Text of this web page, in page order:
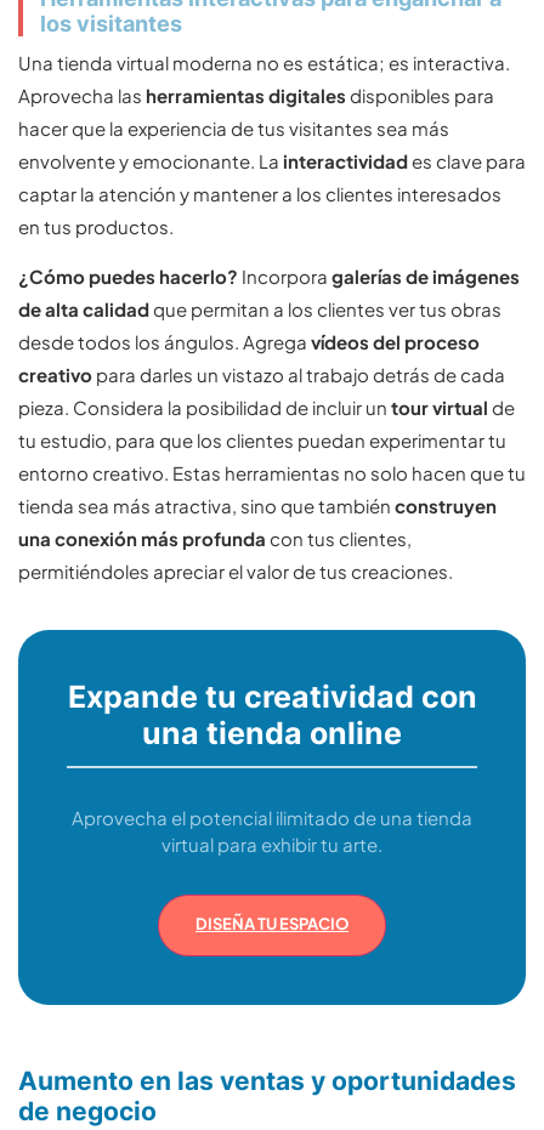
los visitantes
Una tienda virtual moderna no es estática; es interactiva.
Aprovecha las herramientas digitales disponibles para
hacer que la experiencia de tus visitantes sea más
envolvente y emocionante. La interactividades clave para
captar la atención y mantener a los clientes interesados
en tus productos.
¿Cómo puedes hacerlo? Incorpora galerías de imágenes
de alta calidadque permitan a los clientes ver tus obras
desde todos los ángulos. Agrega vídeos del proceso
creativo para darles un vistazo al trabajo detrás de cada
pieza. Considera la posibilidad de incluir un tour virtual de
tu estudio, para que los clientes puedan experimentar tu
entorno creativo. Estas herramientas no solo hacen que tu
tienda sea más atractiva, sino que también construyen
una conexión más profunda con tus clientes,
permitiéndoles apreciar el valor de tus creaciones.
Expande tu creatividad con
una tienda online
Aprovecha el potencial ilimitado de una tienda
virtual para exhibir tu arte.
DISEÑA TU ESPACIO
Aumento en las ventas y oportunidades
de negocio